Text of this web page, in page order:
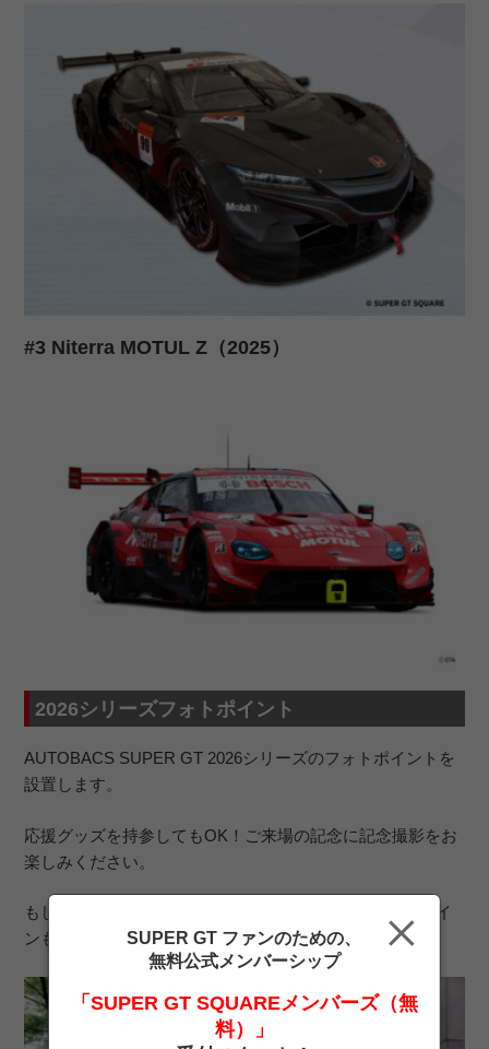
#3 Niterra MOTUL Z（2025）
2026シリーズフォトポイント
AUTOBACS SUPER GT 2026シリーズのフォトポイントを
設置します。
応援グッズを持参してもOK！ご来場の記念に記念撮影をお
楽しみください。
もしかしたらブースを訪れたSUPER GTドライバーのサイ
ンもあるかも！？ぜひ会場でチェックを。
SUPER GT ファンのための、
無料公式メンバーシップ
「SUPER GT SQUAREメンバーズ（無
料）」